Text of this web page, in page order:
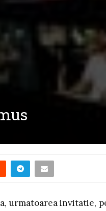
urmatoarea invitatie,